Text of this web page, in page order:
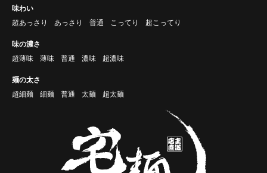
味わい
超あっさり
あっさり 普通 こってり 超こってり
味の濃さ
超薄味
薄味 普通 濃味 超濃味
麺の太さ
超細麺
細麺 普通 太麺 超太麺